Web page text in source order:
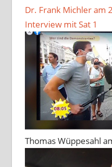
Dr. Frank Michler am
Interview mit Sat 1
Thomas Wüppesahl